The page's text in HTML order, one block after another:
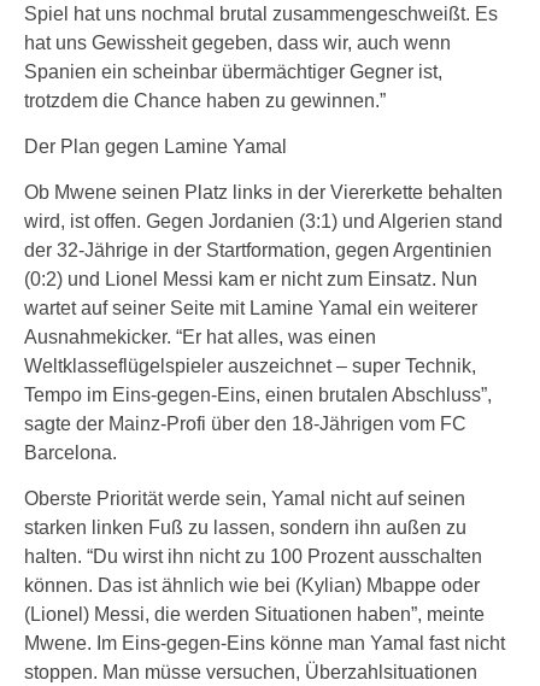
Spiel hat uns nochmal brutal zusammengeschweißt. Es
hat uns Gewissheit gegeben, dass wir, auch wenn
Spanien ein scheinbar übermächtiger Gegner ist,
trotzdem die Chance haben zu gewinnen.”
Der Plan gegen Lamine Yamal
Ob Mwene seinen Platz links in der Viererkette behalten
wird, ist offen. Gegen Jordanien (3:1) und Algerien stand
der 32-Jährige in der Startformation, gegen Argentinien
(0:2) und Lionel Messi kam er nicht zum Einsatz. Nun
wartet auf seiner Seite mit Lamine Yamal ein weiterer
Ausnahmekicker. “Er hat alles, was einen
Weltklasseflügelspieler auszeichnet – super Technik,
Tempo im Eins-gegen-Eins, einen brutalen Abschluss”,
sagte der Mainz-Profi über den 18-Jährigen vom FC
Barcelona.
Oberste Priorität werde sein, Yamal nicht auf seinen
starken linken Fuß zu lassen, sondern ihn außen zu
halten. “Du wirst ihn nicht zu 100 Prozent ausschalten
können. Das ist ähnlich wie bei (Kylian) Mbappe oder
(Lionel) Messi, die werden Situationen haben”, meinte
Mwene. Im Eins-gegen-Eins könne man Yamal fast nicht
stoppen. Man müsse versuchen, Überzahlsituationen